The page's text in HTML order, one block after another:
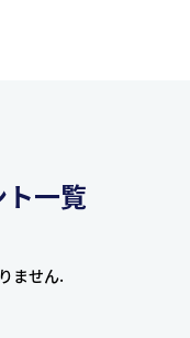
ト一覧
ません.